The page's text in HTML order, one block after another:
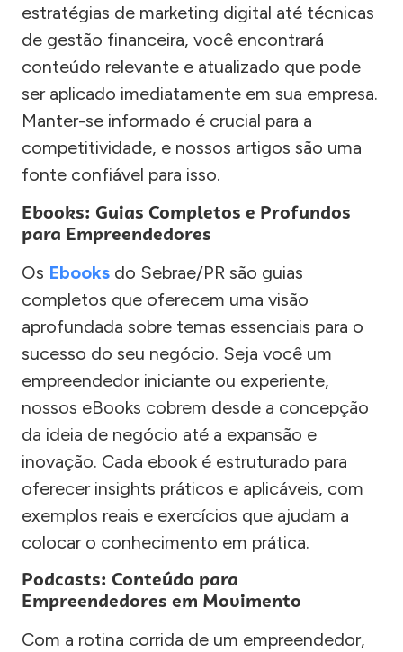
estratégias de marketing digital até técnicas
de gestão financeira, você encontrará
conteúdo relevante e atualizado que pode
ser aplicado imediatamente em sua empresa.
Manter-se informado é crucial para a
competitividade, e nossos artigos são uma
fonte confiável para isso.
Ebooks: Guias Completos e Profundos
para Empreendedores
Os Ebooks do Sebrae/PR são guias
completos que oferecem uma visão
aprofundada sobre temas essenciais para o
sucesso do seu negócio. Seja você um
empreendedor iniciante ou experiente,
nossos eBooks cobrem desde a concepção
da ideia de negócio até a expansão e
inovação. Cada ebook é estruturado para
oferecer insights práticos e aplicáveis, com
exemplos reais e exercícios que ajudam a
colocar o conhecimento em prática.
Podcasts: Conteúdo para
Empreendedores em Movimento
Com a rotina corrida de um empreendedor,